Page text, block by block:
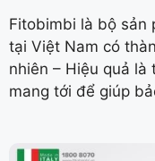
Fitobimbi là bộ sản
tại Việt Nam có
nhiên – Hiệu quả
mang tới để giúp